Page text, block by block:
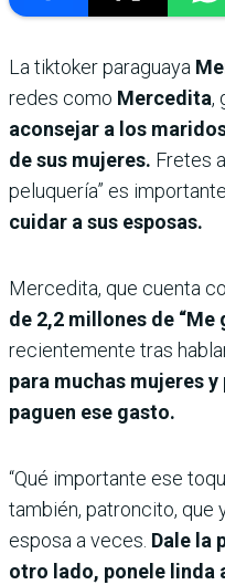
La tiktoker paraguaya
redes como Mercedita,
aconsejar a los
de sus mujeres. Fretes
peluquería” es
cuidar a sus esposas.
Mercedita, que cuenta
de 2,2 millones de “Me
recientemente tras
para muchas mujeres
paguen ese gasto.
“Qué importante ese
también, patroncito, que
esposa a veces. Dale la
otro lado, ponele linda